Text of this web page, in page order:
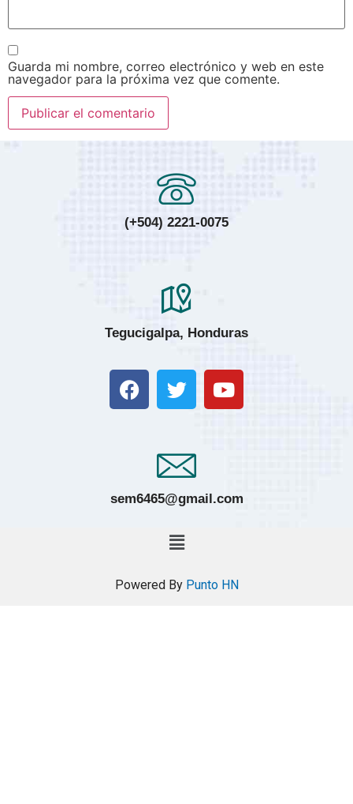
Guarda mi nombre, correo electrónico y web en este
navegador para la próxima vez que comente.
(+504) 2221-0075
Tegucigalpa, Honduras
sem6465@gmail.com
Powered By Punto HN